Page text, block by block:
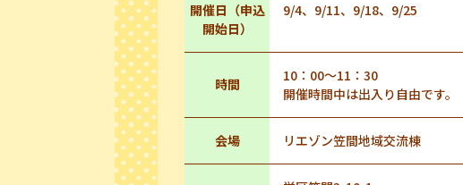
開催日（申込
開始日）
9/4、9/11、9/18、9/25
時間
10：00～11：30
開催時間中は出入り自由です。
会場 リエゾン笠間地域交流棟